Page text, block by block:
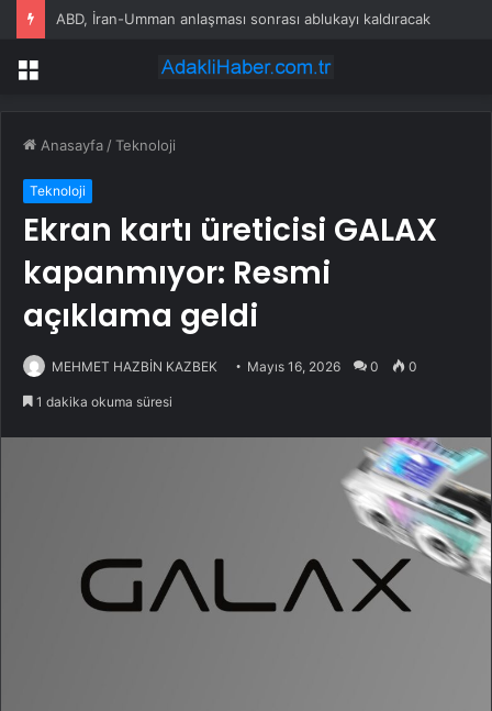
ABD, İran-Umman anlaşması sonrası ablukayı kaldıracak
Menü
Anasayfa /Teknoloji
Teknoloji
Ekran kartı üreticisi GALAX
kapanmıyor: Resmi
açıklama geldi
MEHMET HAZBİN KAZBEK Mayıs 16, 2026 0 0
1 dakika okuma süresi